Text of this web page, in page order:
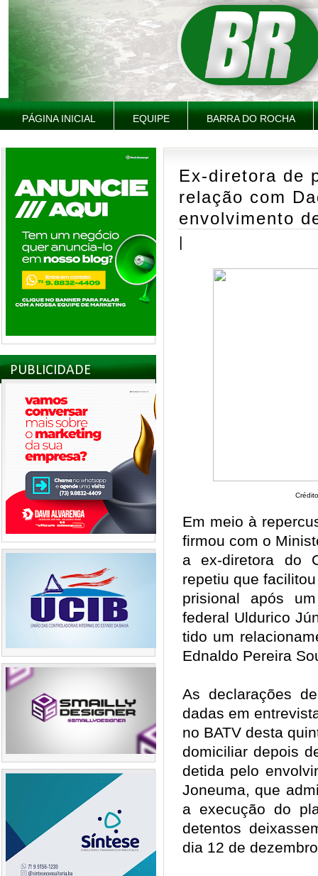
PÁGINA INICIAL EQUIPE BARRA DO ROCHA
PUBLICIDADE
Ex-diretora de
relação com
envolvimento
|
Em meio à
firmou com o
a ex-diretora do
repetiu que
prisional após
federal Uldurico
tido um
Ednaldo Pereira
As declarações
dadas em
no BATV desta
domiciliar depois
detida pelo
Joneuma, que
a execução do
detentos
dia 12 de